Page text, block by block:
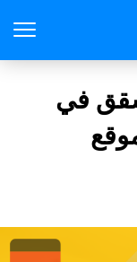
الشقق في